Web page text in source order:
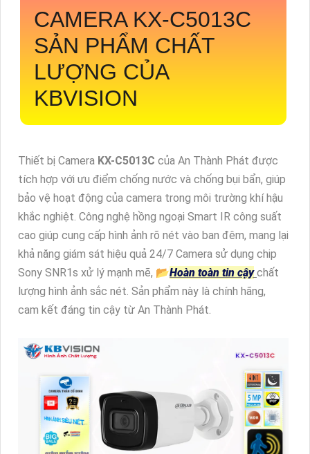
CAMERA KX-C5013C
SẢN PHẨM CHẤT
LƯỢNG CỦA
KBVISION
Thiết bị Camera KX-C5013C của An Thành Phát được
tích hợp với ưu điểm chống nước và chống bụi bẩn, giúp
bảo vệ hoạt động của camera trong môi trường khí hậu
khắc nghiệt. Công nghệ hồng ngoại Smart IR công suất
cao giúp cung cấp hình ảnh rõ nét vào ban đêm, mang lại
khả năng giám sát hiệu quả 24/7 Camera sử dụng chip
Sony SNR1s xử lý mạnh mẽ, 📂Hoàn toàn tin cậy chất
lượng hình ảnh sắc nét. Sản phẩm này là chính hãng,
cam kết đáng tin cậy từ An Thành Phát.